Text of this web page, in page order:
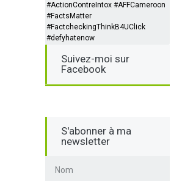
#ActionContreIntox #AFFCameroon
#FactsMatter
#FactcheckingThinkB4UClick
#defyhatenow
Suivez-moi sur
Facebook
S'abonner à ma
newsletter